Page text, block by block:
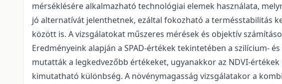
mérséklésére alkalmazható technológiai elemek használata,
jó alternatívát jelenthetnek, ezáltal fokozható a termésstabilitás
között is. A vizsgálatokat műszeres mérések és objektív
Eredményeink alapján a SPAD-értékek tekintetében a szilícium-
mutatták a legkedvezőbb értékeket, ugyanakkor az NDVI-
kimutatható különbség. A növénymagasság vizsgálatakor a